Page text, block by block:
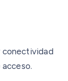
conectividad